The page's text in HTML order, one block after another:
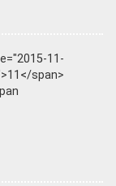
11-
span>